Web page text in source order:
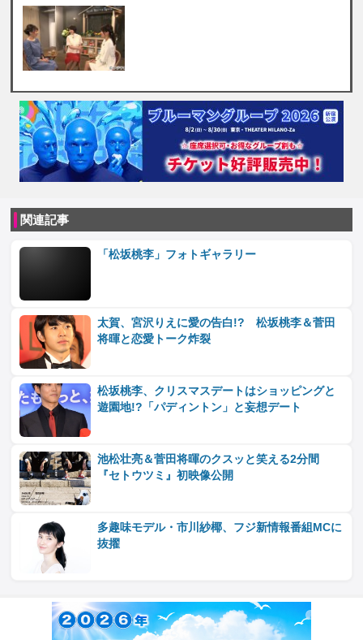
関連記事
「松坂桃李」フォトギャラリー
太賀、宮沢りえに愛の告白!? 松坂桃李＆菅田
将暉と恋愛トーク炸裂
松坂桃李、クリスマスデートはショッピングと
遊園地!?「パディントン」と妄想デート
池松壮亮＆菅田将暉のクスッと笑える2分間
『セトウツミ』初映像公開
多趣味モデル・市川紗椰、フジ新情報番組MCに
抜擢